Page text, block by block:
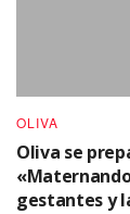
OLIVA
Oliva se
gestantes y